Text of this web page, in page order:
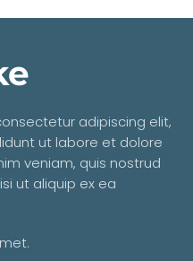
adipiscing elit,
ut labore et dolore
veniam, quis nostrud
ut aliquip ex ea